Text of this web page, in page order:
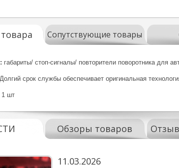
Сопутствующие товары
габариты/ стоп-сигналы/ повторители поворотника для
Долгий срок службы обеспечивает оригинальная
1 шт
Обзоры товаров
11.03.2026